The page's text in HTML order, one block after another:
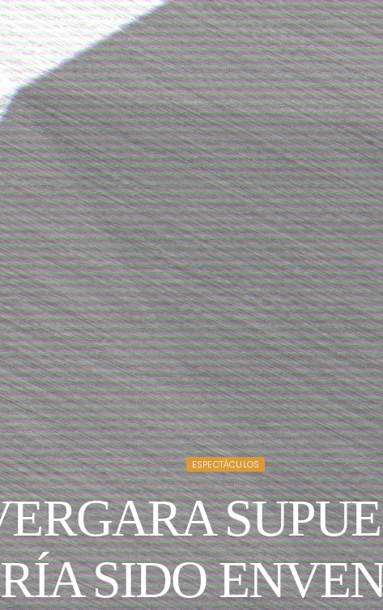
ESPECTÁCULOS
SIDO